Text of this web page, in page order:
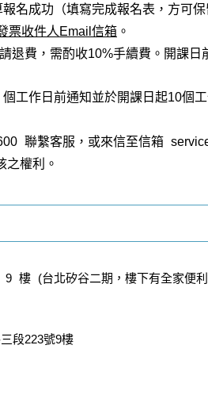
名成功（填寫完成報名表，方可
票收件人Email信箱 。
費，需酌收10%手續費。開課日
工作日前通知並於開課日起10個
聯繫客服，或來信至信箱
之權利。
樓 (台北矽谷二期，樓下有全家便
段223號9樓